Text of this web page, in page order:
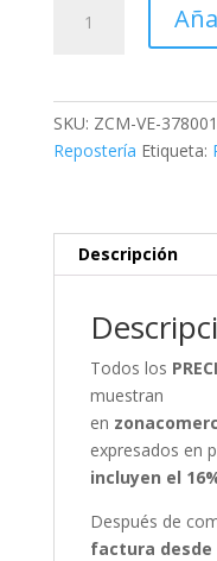
Manga
SKU: ZCM-VE-378001
Repostería Etiqueta:
Descripción
Todos los
muestran
en
expresados en
incluyen el
Después de
factura